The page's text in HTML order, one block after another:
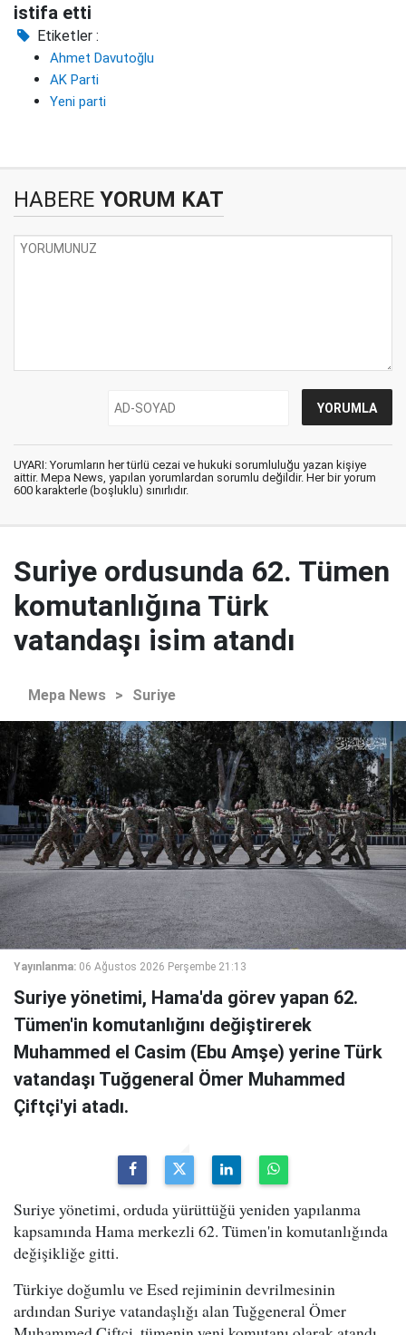
istifa etti
Etiketler :
Ahmet Davutoğlu
AK Parti
Yeni parti
HABERE YORUM KAT
UYARI: Yorumların her türlü cezai ve hukuki sorumluluğu yazan kişiye
aittir. Mepa News, yapılan yorumlardan sorumlu değildir. Her bir yorum
600 karakterle (boşluklu) sınırlıdır.
Suriye ordusunda 62. Tümen
komutanlığına Türk
vatandaşı isim atandı
Mepa News > Suriye
Yayınlanma: 06 Ağustos 2026 Perşembe 21:13
Suriye yönetimi, Hama'da görev yapan 62.
Tümen'in komutanlığını değiştirerek
Muhammed el Casim (Ebu Amşe) yerine Türk
vatandaşı Tuğgeneral Ömer Muhammed
Çiftçi'yi atadı.
Suriye yönetimi, orduda yürüttüğü yeniden yapılanma
kapsamında Hama merkezli 62. Tümen'in komutanlığında
değişikliğe gitti.
Türkiye doğumlu ve Esed rejiminin devrilmesinin
ardından Suriye vatandaşlığı alan Tuğgeneral Ömer